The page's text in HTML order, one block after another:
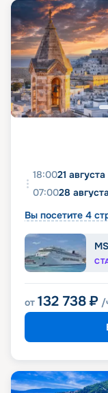
18:0021
07:0028
Вы посетите 4
от 132 738 ₽ /